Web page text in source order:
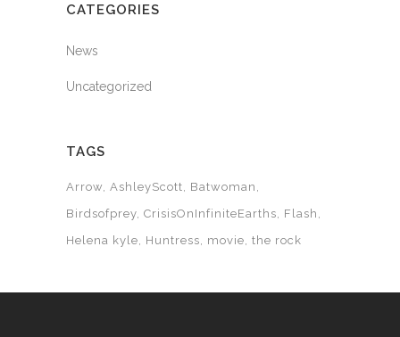
CATEGORIES
News
Uncategorized
TAGS
Arrow AshleyScott
Batwoman
Birdsofprey CrisisOnInfiniteEarths
Flash
Helena kyle
Huntress movie the rock